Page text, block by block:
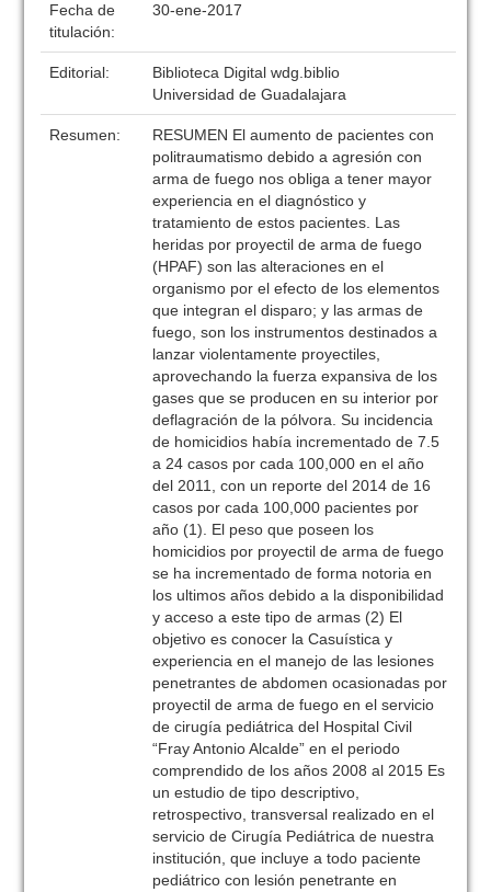
Fecha de
titulación:
30-ene-2017
Editorial:
Biblioteca Digital wdg.biblio
Universidad de Guadalajara
Resumen:
RESUMEN El aumento de pacientes con
politraumatismo debido a agresión con
arma de fuego nos obliga a tener mayor
experiencia en el diagnóstico y
tratamiento de estos pacientes. Las
heridas por proyectil de arma de fuego
(HPAF) son las alteraciones en el
organismo por el efecto de los elementos
que integran el disparo; y las armas de
fuego, son los instrumentos destinados a
lanzar violentamente proyectiles,
aprovechando la fuerza expansiva de los
gases que se producen en su interior por
deflagración de la pólvora. Su incidencia
de homicidios había incrementado de 7.5
a 24 casos por cada 100,000 en el año
del 2011, con un reporte del 2014 de 16
casos por cada 100,000 pacientes por
año (1). El peso que poseen los
homicidios por proyectil de arma de fuego
se ha incrementado de forma notoria en
los ultimos años debido a la disponibilidad
y acceso a este tipo de armas (2) El
objetivo es conocer la Casuística y
experiencia en el manejo de las lesiones
penetrantes de abdomen ocasionadas por
proyectil de arma de fuego en el servicio
de cirugía pediátrica del Hospital Civil
“Fray Antonio Alcalde” en el periodo
comprendido de los años 2008 al 2015 Es
un estudio de tipo descriptivo,
retrospectivo, transversal realizado en el
servicio de Cirugía Pediátrica de nuestra
institución, que incluye a todo paciente
pediátrico con lesión penetrante en